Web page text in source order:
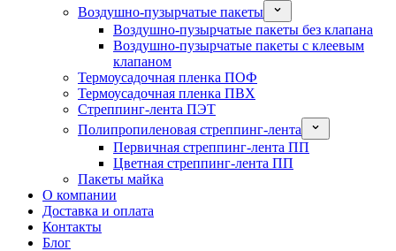
Воздушно-пузырчатые пакеты
Воздушно-пузырчатые пакеты без клапана
Воздушно-пузырчатые пакеты с клеевым
клапаном
Термоусадочная пленка ПОФ
Термоусадочная пленка ПВХ
Стреппинг-лента ПЭТ
Полипропиленовая стреппинг-лента
Первичная стреппинг-лента ПП
Цветная стреппинг-лента ПП
Пакеты майка
О компании
Доставка и оплата
Контакты
Блог